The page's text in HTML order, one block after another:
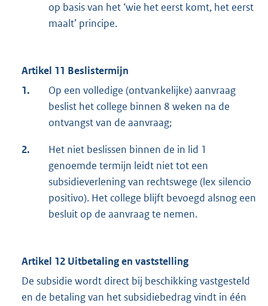
op basis van het ‘wie het eerst komt, het eerst
maalt’ principe.
Artikel 11 Beslistermijn
1.
Op een volledige (ontvankelijke) aanvraag
beslist het college binnen 8 weken na de
ontvangst van de aanvraag;
2.
Het niet beslissen binnen de in lid 1
genoemde termijn leidt niet tot een
subsidieverlening van rechtswege (lex silencio
positivo). Het college blijft bevoegd alsnog een
besluit op de aanvraag te nemen.
Artikel 12 Uitbetaling en vaststelling
De subsidie wordt direct bij beschikking vastgesteld
en de betaling van het subsidiebedrag vindt in één